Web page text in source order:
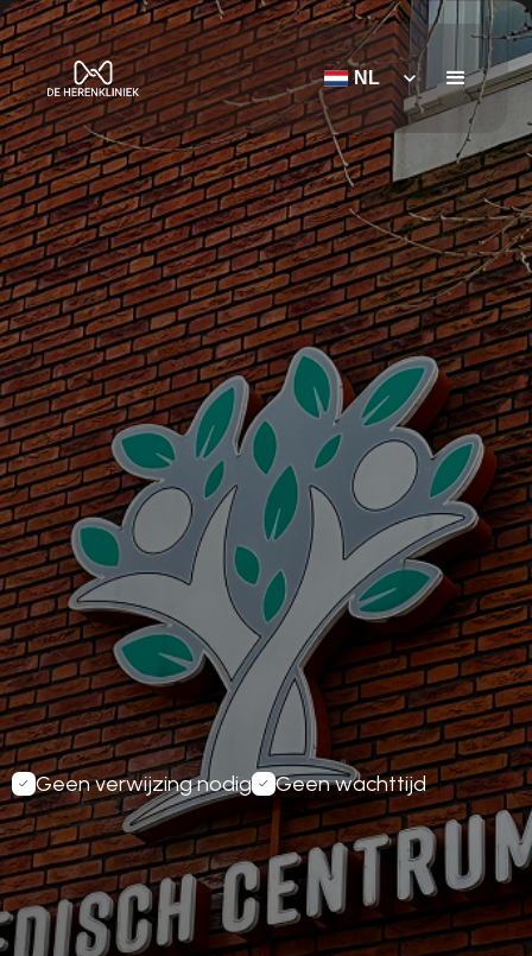
Boek uw Afspraak
Inplannen
Geen verwijzing nodig Geen wachttijd
NL